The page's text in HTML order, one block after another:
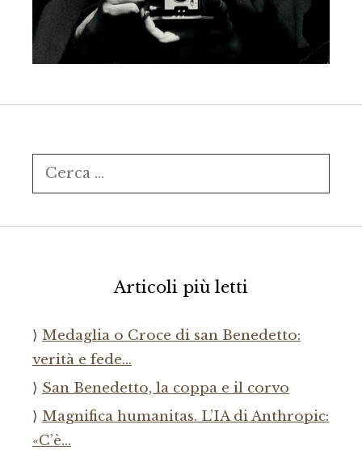
Ricerca
per:
Articoli più letti
Medaglia o Croce di san Benedetto:
verità e fede…
San Benedetto, la coppa e il corvo
Magnifica humanitas. L’IA di Anthropic:
«C’è…